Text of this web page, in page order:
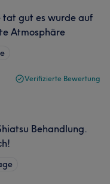
tat gut es wurde auf
Atmosphäre
Verifizierte Bewertung
Behandlung.